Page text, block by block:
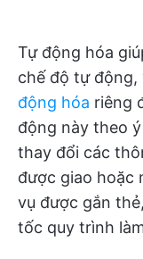
Tự động hóa
chế độ tự động,
động hóa riêng
động này theo
thay đổi các
được giao hoặc
vụ được gắn
tốc quy trình